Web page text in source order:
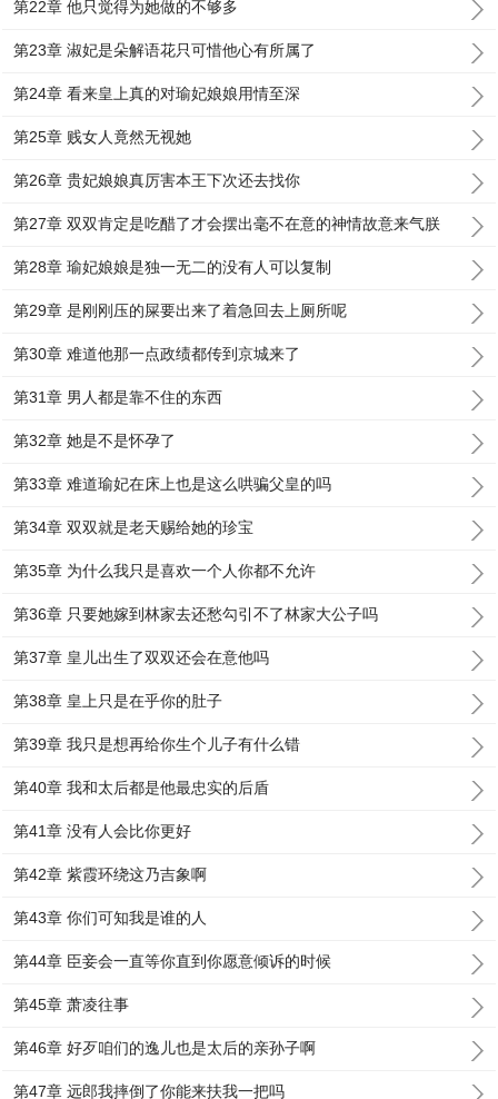
第22章 他只觉得为她做的不够多
第23章 淑妃是朵解语花只可惜他心有所属了
第24章 看来皇上真的对瑜妃娘娘用情至深
第25章 贱女人竟然无视她
第26章 贵妃娘娘真厉害本王下次还去找你
第27章 双双肯定是吃醋了才会摆出毫不在意的神情故意来气朕
第28章 瑜妃娘娘是独一无二的没有人可以复制
第29章 是刚刚压的屎要出来了着急回去上厕所呢
第30章 难道他那一点政绩都传到京城来了
第31章 男人都是靠不住的东西
第32章 她是不是怀孕了
第33章 难道瑜妃在床上也是这么哄骗父皇的吗
第34章 双双就是老天赐给她的珍宝
第35章 为什么我只是喜欢一个人你都不允许
第36章 只要她嫁到林家去还愁勾引不了林家大公子吗
第37章 皇儿出生了双双还会在意他吗
第38章 皇上只是在乎你的肚子
第39章 我只是想再给你生个儿子有什么错
第40章 我和太后都是他最忠实的后盾
第41章 没有人会比你更好
第42章 紫霞环绕这乃吉象啊
第43章 你们可知我是谁的人
第44章 臣妾会一直等你直到你愿意倾诉的时候
第45章 萧凌往事
第46章 好歹咱们的逸儿也是太后的亲孙子啊
第47章 远郎我摔倒了你能来扶我一把吗